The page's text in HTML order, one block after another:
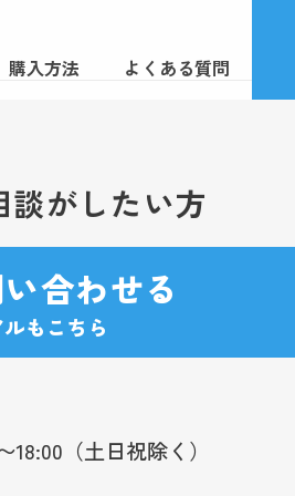
購入方法 よくある質問
談がしたい方
合わせる
もこちら
18:00（土日祝除く）